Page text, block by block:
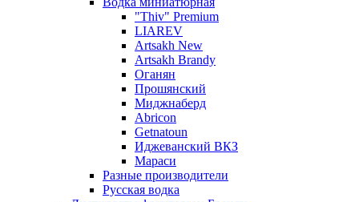
"Thiv" Premium
LIAREV
Artsakh New
Artsakh Brandy
Оганян
Прошянский
Миджнаберд
Abricon
Getnatoun
Иджеванский ВКЗ
Мараси
Разные производители
Русская водка